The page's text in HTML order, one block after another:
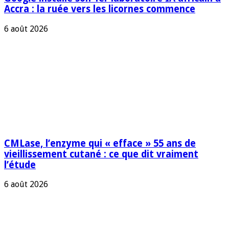
Accra : la ruée vers les licornes commence
6 août 2026
CMLase, l’enzyme qui « efface » 55 ans de
vieillissement cutané : ce que dit vraiment
l’étude
6 août 2026